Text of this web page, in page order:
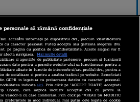
personale să rămână confidențiale
accesăm informații pe dispozitivul dvs., precum identificatorii
cu caracter personal. Puteți accepta sau gestiona alegerile dvs.
pe pagina cu politica de confidențialitate. Aceste alegeri vor fi
afecta navigarea.
Mai multe detalii
si agentiile de publicitate partenere, precum si furnizorii
date pentru a permite website-ului sa functioneze, pentru a
afisate in functie de interesele si/sau profilul dvs., pentru a
de socializare si pentru a analiza traficul pe website. Beneficiati
GDPR in legatura cu prelucrarea datelor cu caracter personal.
indicataaici. Prin click pe “ACCEPT TOATE”, acceptati
Cookie, care implica inclusiv acceptul dvs. cu privire la
Vendor-ii cu care colaboram. Prin click pe “VREAU SA MODIFIC
preferintele in mod individual, mai putin cele legate de cookie